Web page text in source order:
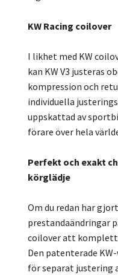
KW Racing coilover
I likhet med KW
kan KW V3 justeras
kompression och
individuella
uppskattad av
förare över hela
Perfekt och exakt
körglädje
Om du redan har
prestandaändringar
coilover att
Den patenterade
för separat justering